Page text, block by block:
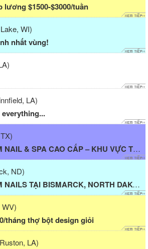
lương $1500-$3000/tuần
WI)
nhất vùng!
LA)
SPA CAO CẤP – KHU VỰC THE WOODLANDS,...
ND)
TẠI BISMARCK, NORTH DAKOTA
WV)
tháng thợ bột design giỏi
LA)